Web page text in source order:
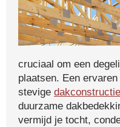
cruciaal om een
plaatsen. Een
stevige dakconstructie
duurzame
vermijd je tocht,